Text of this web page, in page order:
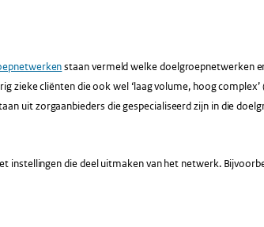
staan vermeld welke doelgroepnetwerken
zieke cliënten die ook wel ‘laag volume, hoog
uit zorgaanbieders die gespecialiseerd zijn in die
instellingen die deel uitmaken van het netwerk.